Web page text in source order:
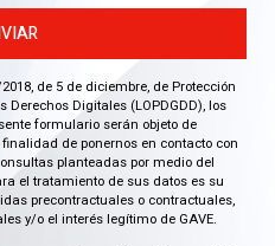
de 5 de diciembre, de Protección
Derechos Digitales (LOPDGDD), los
formulario serán objeto de
de ponernos en contacto con
planteadas por medio del
el tratamiento de sus datos es su
precontractuales o contractuales,
y/o el interés legítimo de GAVE.